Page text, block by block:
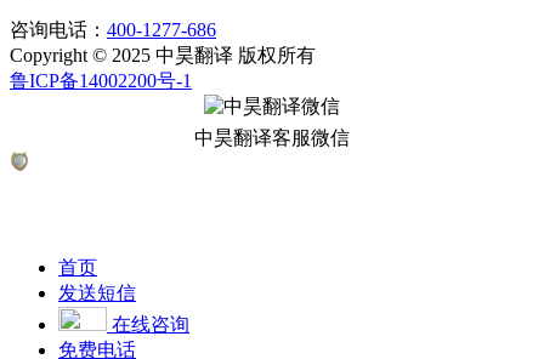
咨询电话： 400-1277-686
Copyright © 2025 中昊翻译 版权所有
鲁ICP备14002200号-1
中昊翻译客服微信
首页
发送短信
在线咨询
免费电话